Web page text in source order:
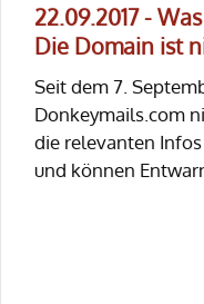
22.09.2017 -
Die Domain ist
Seit dem 7.
Donkeymails.com
die relevanten
und können